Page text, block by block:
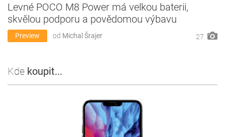
Levné POCO M8 Power má velkou baterii,
skvělou podporu a povědomou výbavu
Preview od Michal Šrajer 27
Kde koupit...